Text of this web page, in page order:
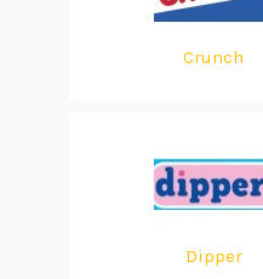
Crunch
Dipper